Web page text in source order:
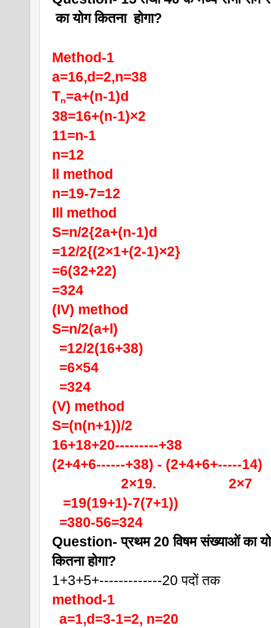
का योग कितना  होगा?
Method-1
a=16,d=2,n=38
Tn=a+(n-1)d
38=16+(n-1)×2
11=n-1
n=12
ll method
n=19-7=12
Ill method
S=n/2{2a+(n-1)d
=12/2{(2×1+(2-1)×2}
=6(32+22)
=324
(IV) method
S=n/2(a+l)
=12/2(16+38)
=6×54
=324
(V) method
S=(n(n+1))/2
16+18+20---------+38
(2+4+6------+38) - (2+4+6+-----14)
2×19.                    2×7
=19(19+1)-7(7+1))
=380-56=324
Question- प्रथम 20 विषम संख्याओं का
कितना होगा?
1+3+5+-------------20 पदों तक
method-1
a=1,d=3-1=2, n=20